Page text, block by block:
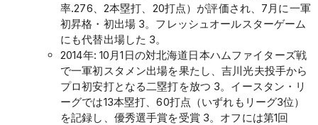
率.276、2本塁打、20打点）が評価され、7月に一軍
初昇格・初出場 3。フレッシュオールスターゲーム
にも代替出場した 3。
2014年: 10月1日の対北海道日本ハムファイターズ戦
で一軍初スタメン出場を果たし、吉川光夫投手から
プロ初安打となる二塁打を放つ 3。イースタン・リ
ーグでは13本塁打、60打点（いずれもリーグ3位）
を記録し、優秀選手賞を受賞 3。オフには第1回